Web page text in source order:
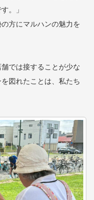
。」
方にマルハンの魅力を
では接することが少な
図れたことは、私たち